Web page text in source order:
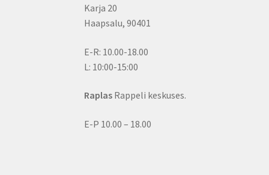
Karja 20
Haapsalu, 90401
E-R: 10.00-18.00
L: 10:00-15:00
Raplas Rappeli keskuses.
E-P 10.00 – 18.00